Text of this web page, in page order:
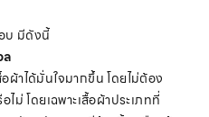
บ มีดังนี้
ล
ผ้าได้มั่นใจมากขึ้น โดยไม่ต้อง
ไม่ โดยเฉพาะเสื้อผ้าประเภทที่